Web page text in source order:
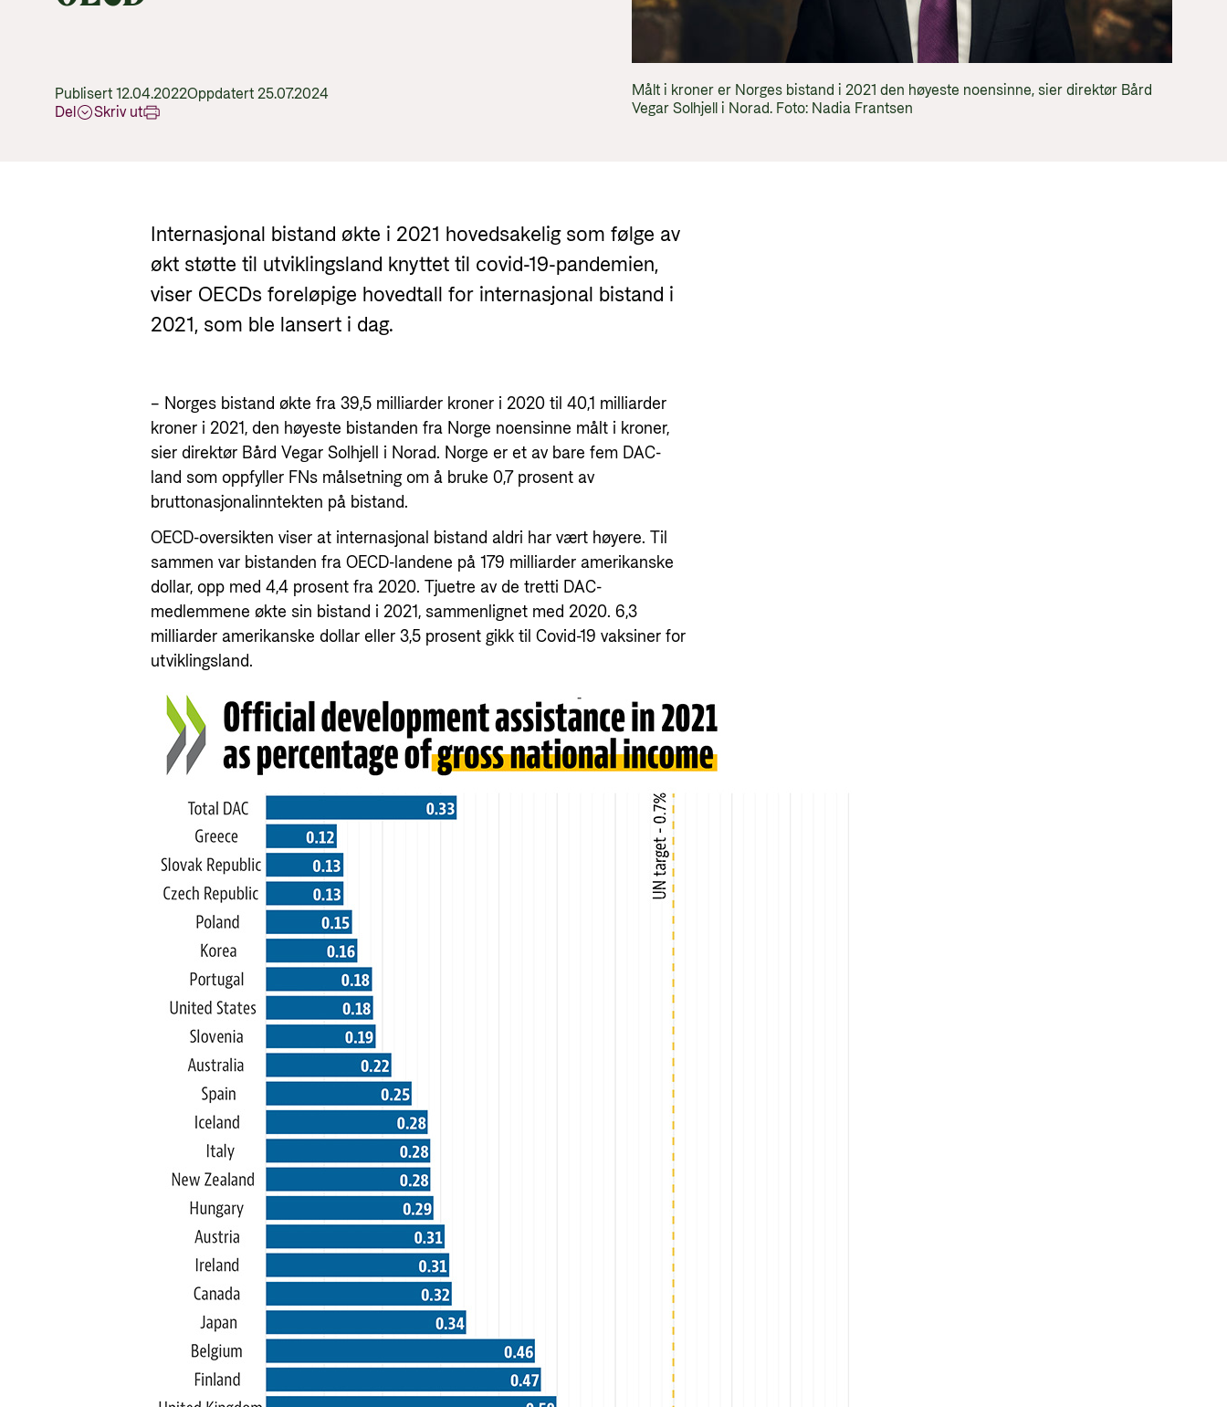
Styresett og økonomisk utvikling
Regelverk for Norads tilskuddsordninger
Publisert 12.04.2022Oppdatert 25.07.2024
Del
Skriv ut
Målt i kroner er Norges bistand i 2021 den høyeste noensinne, sier direktør Bård
Vegar Solhjell i Norad. Foto: Nadia Frantsen
Internasjonal bistand økte i 2021 hovedsakelig som følge av
økt støtte til utviklingsland knyttet til covid-19-pandemien,
viser OECDs foreløpige hovedtall for internasjonal bistand i
2021, som ble lansert i dag.
– Norges bistand økte fra 39,5 milliarder kroner i 2020 til 40,1 milliarder
kroner i 2021, den høyeste bistanden fra Norge noensinne målt i kroner,
sier direktør Bård Vegar Solhjell i Norad. Norge er et av bare fem DAC-
land som oppfyller FNs målsetning om å bruke 0,7 prosent av
bruttonasjonalinntekten på bistand.
OECD-oversikten viser at internasjonal bistand aldri har vært høyere. Til
sammen var bistanden fra OECD-landene på 179 milliarder amerikanske
dollar, opp med 4,4 prosent fra 2020. Tjuetre av de tretti DAC-
medlemmene økte sin bistand i 2021, sammenlignet med 2020. 6,3
milliarder amerikanske dollar eller 3,5 prosent gikk til Covid-19 vaksiner for
utviklingsland.